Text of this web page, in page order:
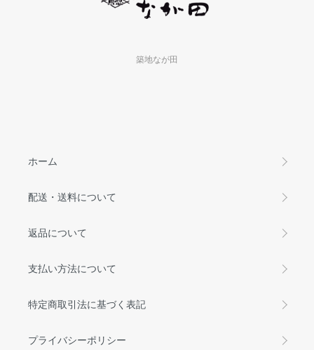
築地なが田
ホーム
配送・送料について
返品について
支払い方法について
特定商取引法に基づく表記
プライバシーポリシー